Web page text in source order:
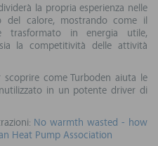
la propria esperienza nelle
del calore, mostrando come il
trasformato in energia utile,
la competitività delle attività
come Turboden aiuta le
in un potente driver di
No warmth wasted - how
Heat Pump Association